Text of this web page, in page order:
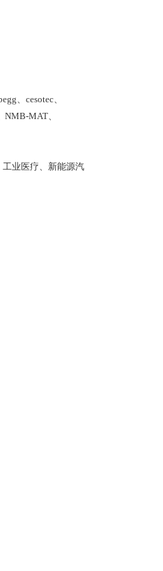
、cesotec、
MAT、
业医疗、新能源汽